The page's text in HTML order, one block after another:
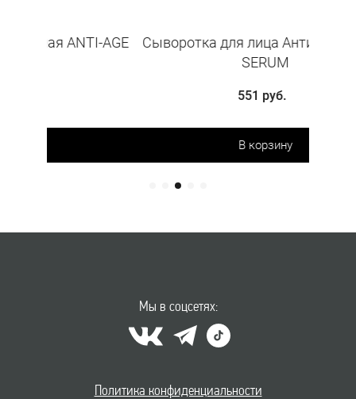
Сыворотка для лица Анти-Акне ACNE
Мы в соцсетях:
Политика конфиденциальности